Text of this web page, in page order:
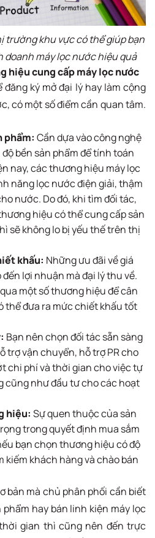
trường khu vực có thể giúp bạn
doanh máy lọc nước hiệu quả
hiệu cung cấp máy lọc nước
ký mở đại lý hay làm cộng
có một số điểm cần quan tâm.
phẩm: Cần dựa vào công nghệ
bền sản phẩm để tính toán
nay, các thương hiệu máy lọc
năng lọc nước điện giải, thậm
nước. Do đó, khi tìm đối tác,
hiệu có thể cung cấp sản
sẽ không lo bị yếu thế trên thị
khấu: Những ưu đãi về giá
lợi nhuận mà đại lý thu về.
một số thương hiệu để cân
thể đưa ra mức chiết khấu tốt
Bạn nên chọn đối tác sẵn sàng
trợ vận chuyển, hỗ trợ PR cho
chi phí và thời gian cho việc tự
cũng như đầu tư cho các hoạt
hiệu: Sự quen thuộc của sản
trong quyết định mua sắm
bạn chọn thương hiệu có độ
kiếm khách hàng và chào bán
bản mà chủ phân phối cần biết
hay bán linh kiện máy lọc
gian thì cũng nên đến trực